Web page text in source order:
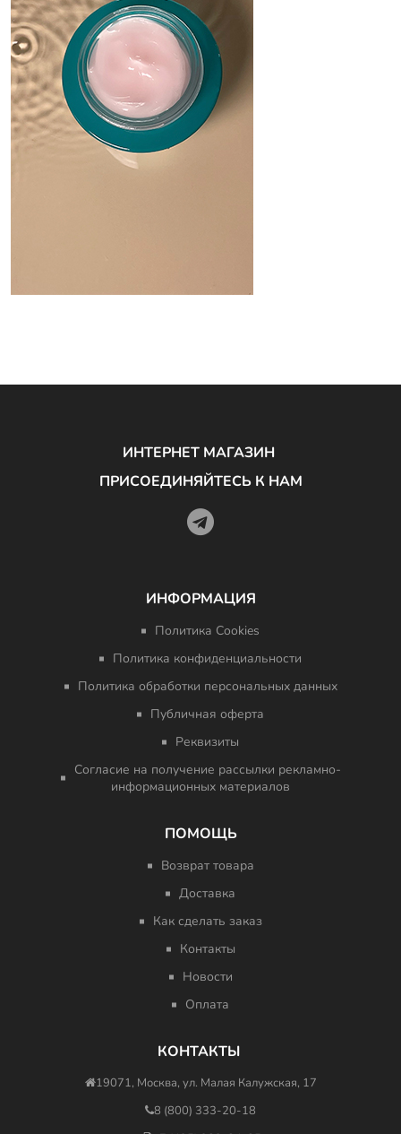
ИНТЕРНЕТ МАГАЗИН
ПРИСОЕДИНЯЙТЕСЬ К НАМ
ИНФОРМАЦИЯ
Политика Cookies
Политика конфиденциальности
Политика обработки персональных данных
Публичная оферта
Реквизиты
Согласие на получение рассылки рекламно-
информационных материалов
ПОМОЩЬ
Возврат товара
Доставка
Как сделать заказ
Контакты
Новости
Оплата
КОНТАКТЫ
19071, Москва, ул. Малая Калужская, 17
8 (800) 333-20-18